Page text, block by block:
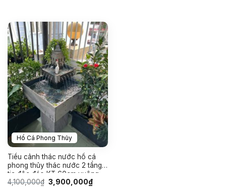
Hồ Cá Phong Thủy
Tiểu cảnh thác nước hồ cá
phong thủy thác nước 2 tầng
tia độc đáo KT 60cm vuông
4,100,000₫ Giá
gốc
3,900,000₫Giá
hiện